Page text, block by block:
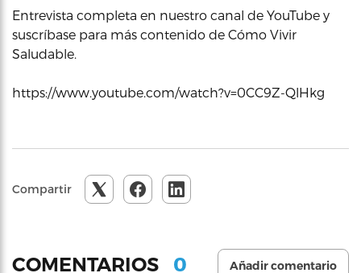
Entrevista completa en nuestro canal de YouTube y
suscríbase para más contenido de Cómo Vivir
Saludable.
https://www.youtube.com/watch?v=0CC9Z-QlHkg
Compartir
COMENTARIOS 0 Añadir comentario